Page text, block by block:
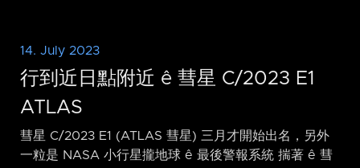
14. July 2023
行到近日點附近 ê 彗星 C/2023 E1
ATLAS
彗星 C/2023 E1 (ATLAS 彗星) 三月才開始出名，另外
一粒是 NASA 小行星攏地球 ê 最後警報系統 揣著 ê 彗